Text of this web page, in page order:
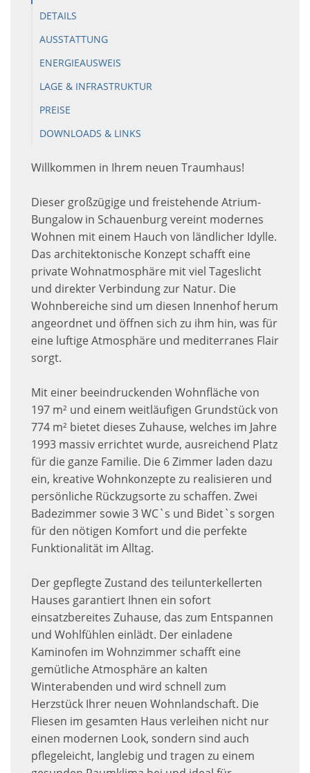
DETAILS
AUSSTATTUNG
ENERGIEAUSWEIS
LAGE & INFRASTRUKTUR
PREISE
DOWNLOADS & LINKS
Willkommen in Ihrem neuen Traumhaus!
Dieser großzügige und freistehende Atrium-
Bungalow in Schauenburg vereint modernes
Wohnen mit einem Hauch von ländlicher Idylle.
Das architektonische Konzept schafft eine
private Wohnatmosphäre mit viel Tageslicht
und direkter Verbindung zur Natur. Die
Wohnbereiche sind um diesen Innenhof herum
angeordnet und öffnen sich zu ihm hin, was für
eine luftige Atmosphäre und mediterranes Flair
sorgt.
Mit einer beeindruckenden Wohnfläche von
197 m² und einem weitläufigen Grundstück von
774 m² bietet dieses Zuhause, welches im Jahre
1993 massiv errichtet wurde, ausreichend Platz
für die ganze Familie. Die 6 Zimmer laden dazu
ein, kreative Wohnkonzepte zu realisieren und
persönliche Rückzugsorte zu schaffen. Zwei
Badezimmer sowie 3 WC`s und Bidet`s sorgen
für den nötigen Komfort und die perfekte
Funktionalität im Alltag.
Der gepflegte Zustand des teilunterkellerten
Hauses garantiert Ihnen ein sofort
einsatzbereites Zuhause, das zum Entspannen
und Wohlfühlen einlädt. Der einladene
Kaminofen im Wohnzimmer schafft eine
gemütliche Atmosphäre an kalten
Winterabenden und wird schnell zum
Herzstück Ihrer neuen Wohnlandschaft. Die
Fliesen im gesamten Haus verleihen nicht nur
einen modernen Look, sondern sind auch
pflegeleicht, langlebig und tragen zu einem